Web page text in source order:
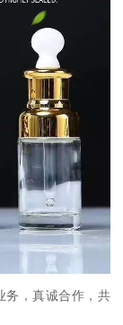
务，真诚合作，共